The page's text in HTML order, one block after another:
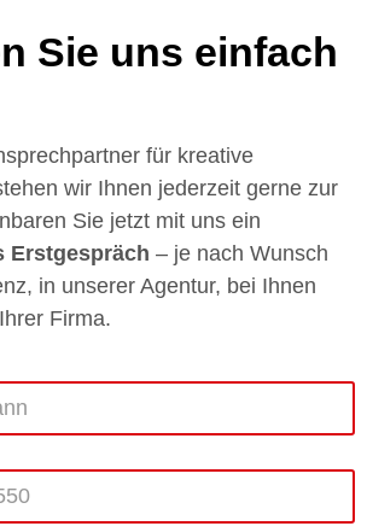
Sie uns einfach
für kreative
wir Ihnen jederzeit gerne zur
Sie jetzt mit uns ein
Erstgespräch – je nach Wunsch
in unserer Agentur, bei Ihnen
Firma.